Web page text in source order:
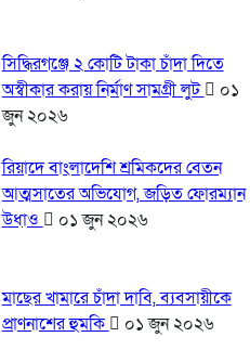
সিদ্ধিরগঞ্জে ২ কোটি টাকা চাঁদা দিতে
অস্বীকার করায় নির্মাণ সামগ্রী লুট
০১
জুন ২০২৬
রিয়াদে বাংলাদেশি শ্রমিকদের বেতন
আত্মসাতের অভিযোগ, জড়িত ফোরম্যান
উধাও
০১ জুন ২০২৬
মাছের খামারে চাঁদা দাবি, ব্যবসায়ীকে
প্রাণনাশের হুমকি
০১ জুন ২০২৬